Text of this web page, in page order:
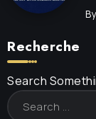
By
Recherche
Search